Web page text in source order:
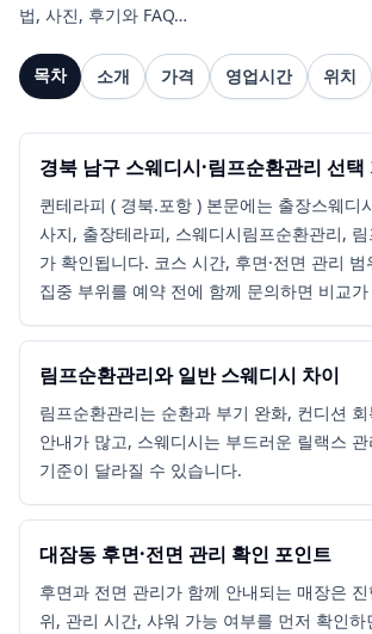
법, 사진, 후기와 FAQ…
목차 소개 가격 영업시간 위치
경북 남구 스웨디시·림프순환관리 선택
퀸테라피 ( 경북.포항 ) 본문에는 출장스웨디
사지, 출장테라피, 스웨디시림프순환관리,
가 확인됩니다. 코스 시간, 후면·전면 관리
집중 부위를 예약 전에 함께 문의하면 비교
림프순환관리와 일반 스웨디시 차이
림프순환관리는 순환과 부기 완화, 컨디션
안내가 많고, 스웨디시는 부드러운 릴랙스
기준이 달라질 수 있습니다.
대잠동 후면·전면 관리 확인 포인트
후면과 전면 관리가 함께 안내되는 매장은
위, 관리 시간, 샤워 가능 여부를 먼저 확인하